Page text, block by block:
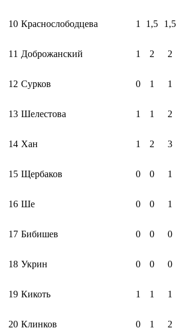
10 Краснослободцева 1 1,5 1,5
1 1 Доброжанский 1 2 2
1 2 Сурков 0 1 1
13 Шелестова 1 1 2
14 Хан 1 2 3
1 5 Щербаков 0 0 1
16 Ше 0 0 1
1 7 Бибишев 0 0 0
18 Укрин 0 0 0
19 Кикоть 1 1 1
20 Клинков 0 1 2